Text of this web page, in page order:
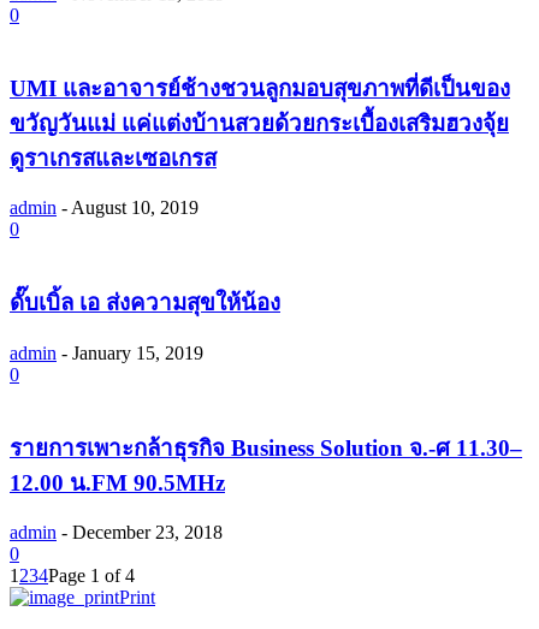
0
UMI และอาจารย์ช้างชวนลูกมอบสุขภาพที่ดีเป็นของ
ขวัญวันแม่ แค่แต่งบ้านสวยด้วยกระเบื้องเสริมฮวงจุ้ย
ดูราเกรสและเซอเกรส
admin - August 10, 2019
0
ดั๊บเบิ้ล เอ ส่งความสุขให้น้อง
admin - January 15, 2019
0
รายการเพาะกล้าธุรกิจ Business Solution จ.-ศ 11.30–
12.00 น.FM 90.5MHz
admin - December 23, 2018
0
1 234Page 1 of 4
Print